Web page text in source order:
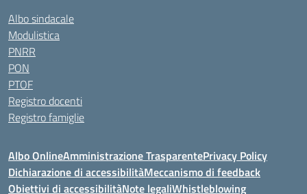
Albo sindacale
Modulistica
PNRR
PON
PTOF
Registro docenti
Registro famiglie
Albo OnlineAmministrazione TrasparentePrivacy Policy
Dichiarazione di accessibilitàMeccanismo di feedback
Obiettivi di accessibilitàNote legaliWhistleblowing